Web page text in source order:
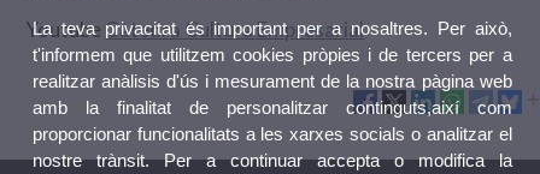
Youtube Càtedra Cultura Empresarial
La teva privacitat és important per a nosaltres. Per això,
t'informem que utilitzem cookies pròpies i de tercers per a
realitzar anàlisis d'ús i mesurament de la nostra pàgina web
amb la finalitat de personalitzar continguts,així com
proporcionar funcionalitats a les xarxes socials o analitzar el
nostre trànsit. Per a continuar accepta o modifica la